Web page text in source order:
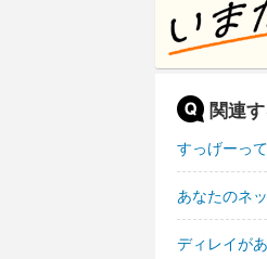
関連
すっげーっ
あなたのネ
ディレイが